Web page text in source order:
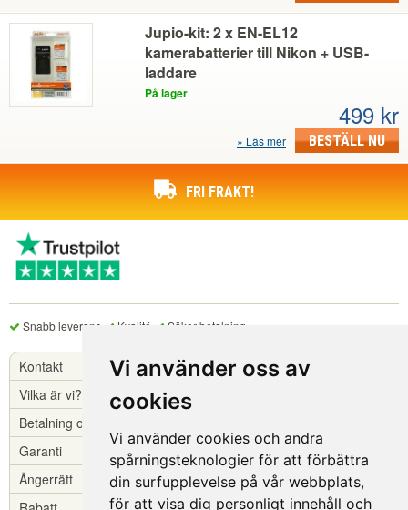
Vi använder oss av
cookies
Vi använder cookies och andra
spårningsteknologier för att förbättra
din surfupplevelse på vår webbplats,
för att visa dig personligt innehåll och
Jupio-kit: 2 x EN-EL12
kamerabatterier till Nikon + USB-
laddare
På lager
499 kr
BESTÄLL NU
Läs mer
FRI FRAKT!
Snabb leverans Kvalité Säker betalning
Kontakt
Vilka är vi?
Betalning och leverans
Garanti
Ångerrätt